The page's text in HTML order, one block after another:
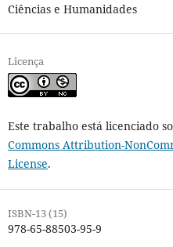
Ciências e Humanidades
Licença
Este trabalho está licenciado
Commons Attribution-
License.
ISBN-13 (15)
978-65-88503-95-9